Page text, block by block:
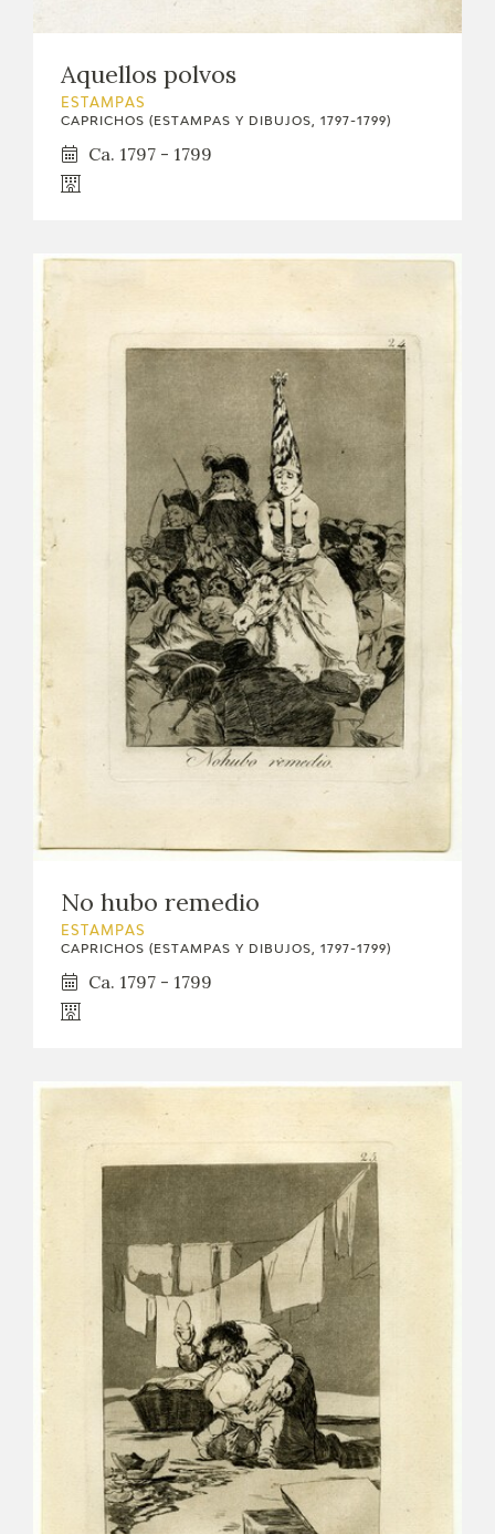
Aquellos polvos
ESTAMPAS
CAPRICHOS (ESTAMPAS Y DIBUJOS, 1797-1799)
Ca. 1797 - 1799
No hubo remedio
ESTAMPAS
CAPRICHOS (ESTAMPAS Y DIBUJOS, 1797-1799)
Ca. 1797 - 1799